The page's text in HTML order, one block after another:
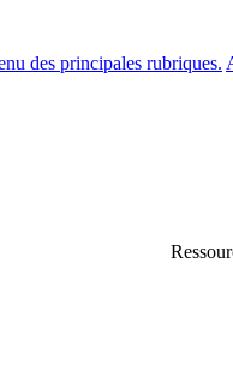
des principales rubriques.